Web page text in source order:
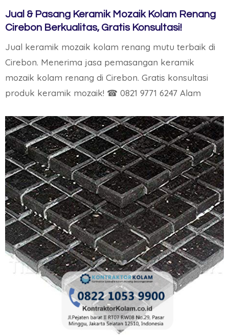
Jual & Pasang Keramik Mozaik Kolam Renang
Cirebon Berkualitas, Gratis Konsultasi!
Jual keramik mozaik kolam renang mutu terbaik di
Cirebon. Menerima jasa pemasangan keramik
mozaik kolam renang di Cirebon. Gratis konsultasi
produk keramik mozaik! ☎ 0821 9771 6247 Alam